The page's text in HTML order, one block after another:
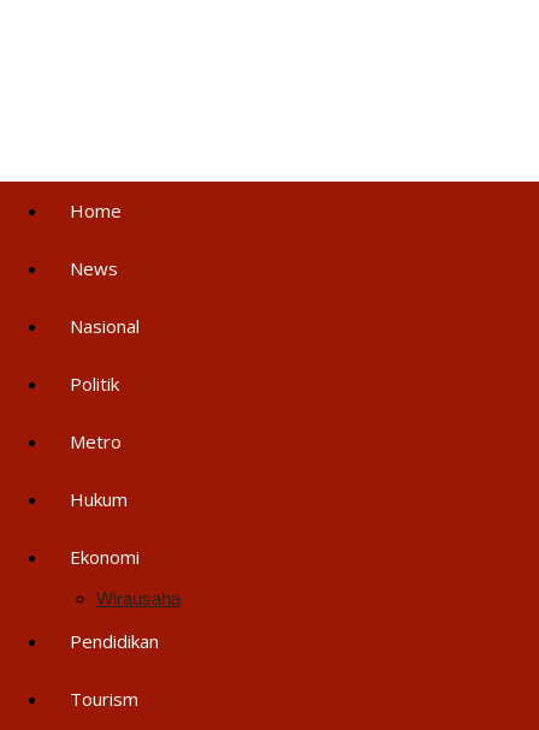
Home
News
Nasional
Politik
Metro
Hukum
Ekonomi
Wirausaha
Pendidikan
Tourism